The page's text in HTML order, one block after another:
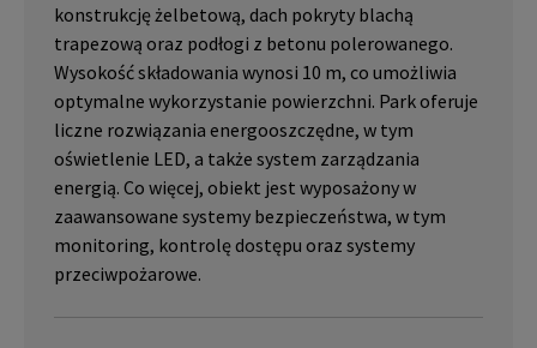
konstrukcję żelbetową, dach pokryty blachą
trapezową oraz podłogi z betonu polerowanego.
Wysokość składowania wynosi 10 m, co umożliwia
optymalne wykorzystanie powierzchni. Park oferuje
liczne rozwiązania energooszczędne, w tym
oświetlenie LED, a także system zarządzania
energią. Co więcej, obiekt jest wyposażony w
zaawansowane systemy bezpieczeństwa, w tym
monitoring, kontrolę dostępu oraz systemy
przeciwpożarowe.